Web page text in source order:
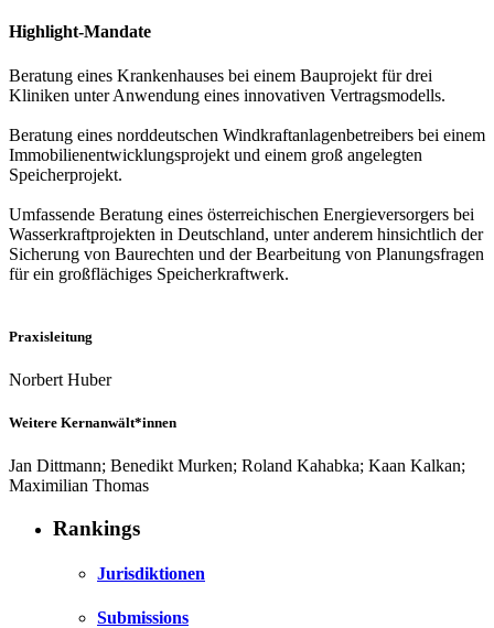
Highlight-Mandate
Beratung eines Krankenhauses bei einem Bauprojekt für drei
Kliniken unter Anwendung eines innovativen Vertragsmodells.
Beratung eines norddeutschen Windkraftanlagenbetreibers bei einem
Immobilienentwicklungsprojekt und einem groß angelegten
Speicherprojekt.
Umfassende Beratung eines österreichischen Energieversorgers bei
Wasserkraftprojekten in Deutschland, unter anderem hinsichtlich der
Sicherung von Baurechten und der Bearbeitung von Planungsfragen
für ein großflächiges Speicherkraftwerk.
Praxisleitung
Norbert Huber
Weitere Kernanwält*innen
Jan Dittmann; Benedikt Murken; Roland Kahabka; Kaan Kalkan;
Maximilian Thomas
Rankings
Jurisdiktionen
Submissions